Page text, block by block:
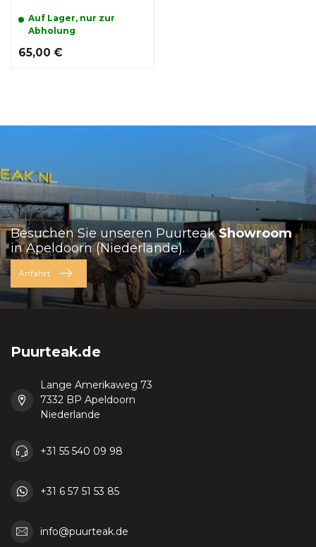
Auf Lager, nur zur
Abholung
65,00 €
Besuchen Sie unseren PuurteakShowroom
in Apeldoorn (Niederlande).
Anfahrt
Puurteak.de
Lange Amerikaweg 73
7332 BP Apeldoorn
Niederlande
+31 55 540 09 98
+31 6 57 51 53 85
info@puurteak.de